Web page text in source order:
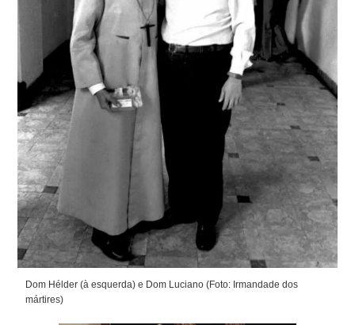
Dom Hélder (à esquerda) e Dom Luciano (Foto: Irmandade dos
mártires)